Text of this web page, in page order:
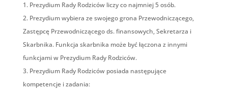
Prezydium Rady Rodziców liczy co najmniej 5 osób.
Prezydium wybiera ze swojego grona Przewodniczącego,
Zastępcę Przewodniczącego ds. finansowych, Sekretarza i
Skarbnika. Funkcja skarbnika może być łączona z innymi
funkcjami w Prezydium Rady Rodziców.
Prezydium Rady Rodziców posiada następujące
kompetencje i zadania: